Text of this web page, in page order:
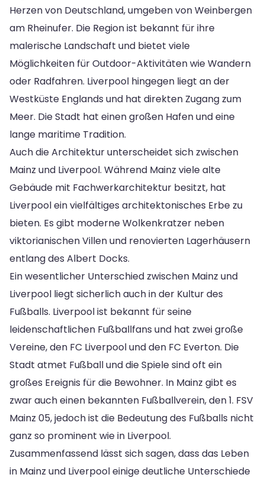
Herzen von Deutschland, umgeben von Weinbergen
am Rheinufer. Die Region ist bekannt für ihre
malerische Landschaft und bietet viele
Möglichkeiten für Outdoor-Aktivitäten wie Wandern
oder Radfahren. Liverpool hingegen liegt an der
Westküste Englands und hat direkten Zugang zum
Meer. Die Stadt hat einen großen Hafen und eine
lange maritime Tradition.
Auch die Architektur unterscheidet sich zwischen
Mainz und Liverpool. Während Mainz viele alte
Gebäude mit Fachwerkarchitektur besitzt, hat
Liverpool ein vielfältiges architektonisches Erbe zu
bieten. Es gibt moderne Wolkenkratzer neben
viktorianischen Villen und renovierten Lagerhäusern
entlang des Albert Docks.
Ein wesentlicher Unterschied zwischen Mainz und
Liverpool liegt sicherlich auch in der Kultur des
Fußballs. Liverpool ist bekannt für seine
leidenschaftlichen Fußballfans und hat zwei große
Vereine, den FC Liverpool und den FC Everton. Die
Stadt atmet Fußball und die Spiele sind oft ein
großes Ereignis für die Bewohner. In Mainz gibt es
zwar auch einen bekannten Fußballverein, den 1. FSV
Mainz 05, jedoch ist die Bedeutung des Fußballs nicht
ganz so prominent wie in Liverpool.
Zusammenfassend lässt sich sagen, dass das Leben
in Mainz und Liverpool einige deutliche Unterschiede